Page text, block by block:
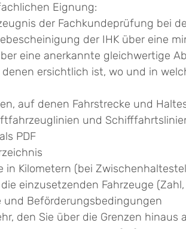
Eignung:
der Fachkundeprüfung bei
der IHK über eine
eine anerkannte gleichwertige
denen ersichtlich ist, wo und in
auf denen Fahrstrecke und
und
PDF
in Kilometern (bei
einzusetzenden Fahrzeuge
und Beförderungsbedingungen
den Sie über die Grenzen